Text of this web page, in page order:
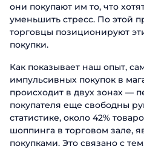
они покупают им то, что
уменьшить стресс. По этой
торговцы позиционируют
покупки.
Как показывает наш опыт,
импульсивных покупок в
происходит в двух зонах —
покупателя еще свободны
статистике, около 42%
шоппинга в торговом зале,
покупками. Это связано с